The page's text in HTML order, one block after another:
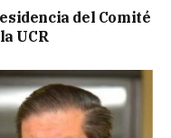
del Comité
UCR